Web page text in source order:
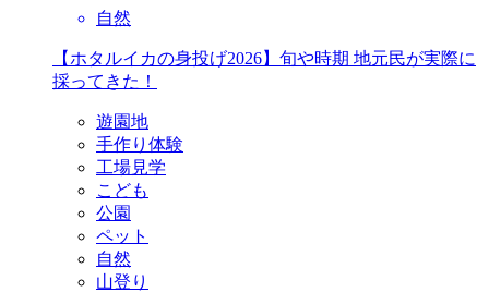
自然
【ホタルイカの身投げ2026】旬や時期 地元民が実際に
採ってきた！
遊園地
手作り体験
工場見学
こども
公園
ペット
自然
山登り